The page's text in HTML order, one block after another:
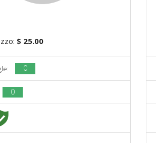
$ 25.00
0
0